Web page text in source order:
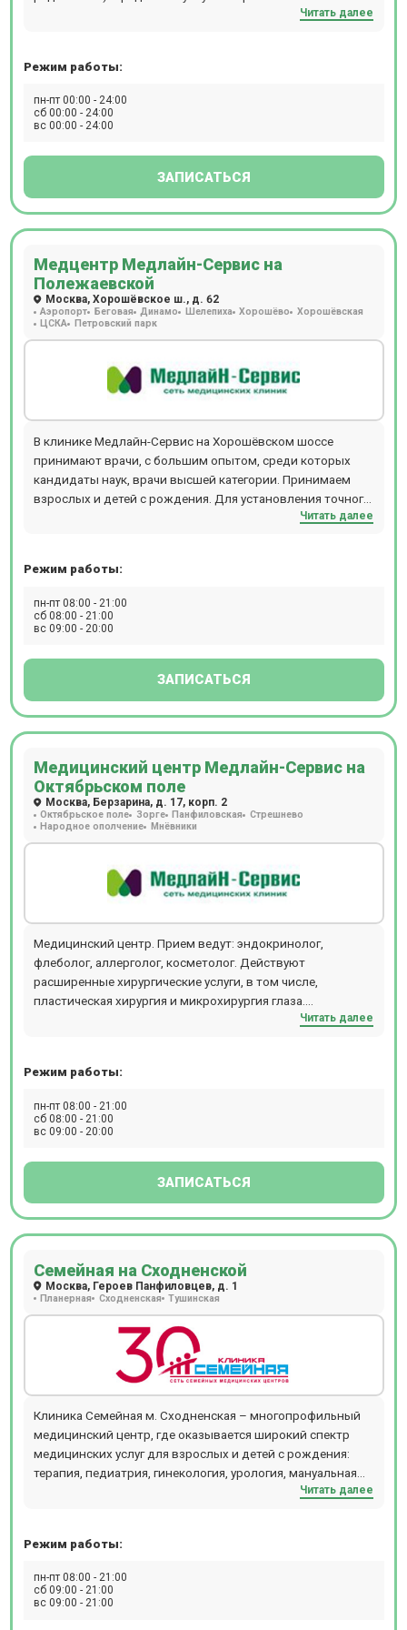
диагностики: МРТ, КТ, ПЭТ-КТ, Бронхоскопию,Читать далее
Режим работы:
пн-пт 00:00 - 24:00
сб 00:00 - 24:00
вс 00:00 - 24:00
ЗАПИСАТЬСЯ
Медцентр Медлайн-Сервис на
Полежаевской
Москва, Хорошёвское ш., д. 62
Аэропорт Беговая Динамо Шелепиха Хорошёво Хорошёвская
ЦСКА Петровский парк
В клинике Медлайн-Сервис на Хорошёвском шоссе
принимают врачи, с большим опытом, среди которых
кандидаты наук, врачи высшей категории. Принимаем
взрослых и детей с рождения. Для установления точного
диагноза есть возможность пройти диагностику: УЗИ, ДС
мониторирование АД, Суточное ЭКГ мониторирование
кольпоскопию, ректороманоскопию, цистоскопию,
эзофагогастродуоденоскопия (ЭФГДС). А также, при
стоматологическом отделении есть отдельный рентген-
дому, лабораторная диагностика и даже УЗИ на дому.
Читать далее
Режим работы:
пн-пт 08:00 - 21:00
сб 08:00 - 21:00
вс 09:00 - 20:00
ЗАПИСАТЬСЯ
Медицинский центр Медлайн-Сервис на
Октябрьском поле
Москва, Берзарина, д. 17, корп. 2
Октябрьское поле Зорге Панфиловская Стрешнево
Народное ополчение Мнёвники
Медицинский центр. Прием ведут: эндокринолог,
флеболог, аллерголог, косметолог. Действуют
расширенные хирургические услуги, в том числе,
пластическая хирургия и микрохирургия глаза.
Расположен в 5 мин. езды на общ. транспорте от м.Читать далее
Режим работы:
пн-пт 08:00 - 21:00
сб 08:00 - 21:00
вс 09:00 - 20:00
ЗАПИСАТЬСЯ
Семейная на Сходненской
Москва, Героев Панфиловцев, д. 1
Планерная Сходненская Тушинская
Клиника Семейная м. Сходненская – многопрофильный
медицинский центр, где оказывается широкий спектр
медицинских услуг для взрослых и детей с рождения:
терапия, педиатрия, гинекология, урология, мануальная
терапия, дерматология и косметология, проктология,
физиотерапия и т.д. В отделении проводятся следующие
эндоскопия, УЗИ, ЭКГ, эхокардиография, биопсия,
допплерография, ректороманоскопия, суточное
Читать далее
Режим работы:
пн-пт 08:00 - 21:00
сб 09:00 - 21:00
вс 09:00 - 21:00